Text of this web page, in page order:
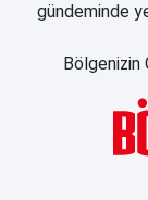
gündeminde
Bölgenizin